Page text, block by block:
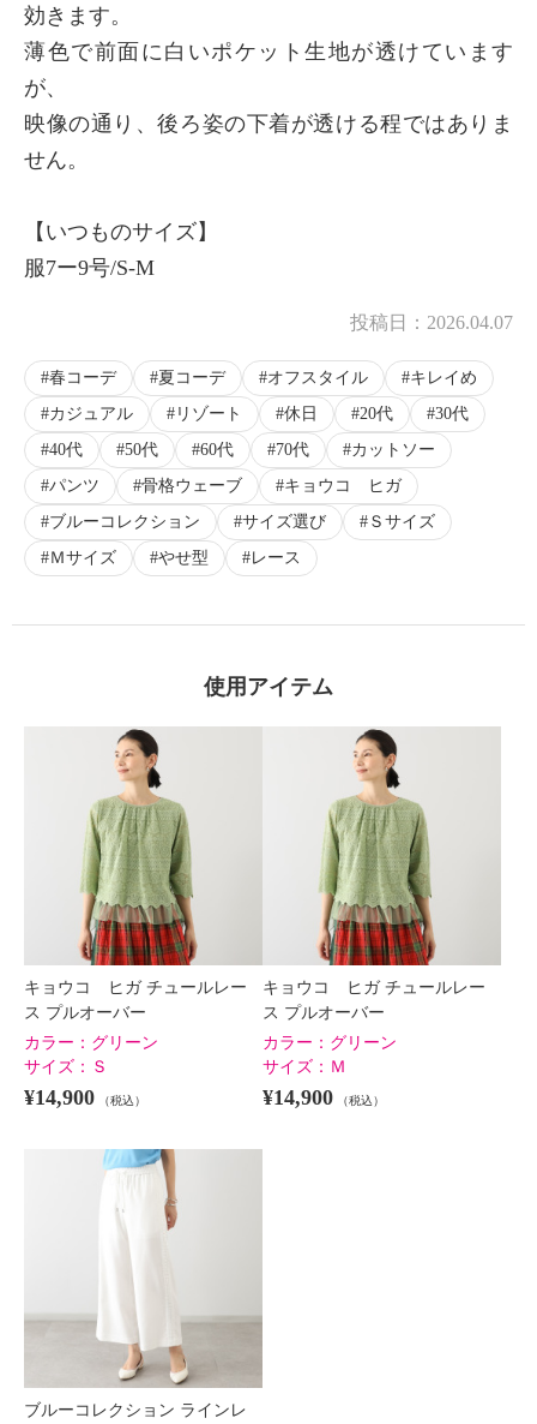
効きます。
薄色で前面に白いポケット生地が透けています
が、
映像の通り、後ろ姿の下着が透ける程ではありま
せん。
【いつものサイズ】
服7ー9号/S-M
投稿日： 2026.04.07
春コーデ 夏コーデ オフスタイル
キレイめ
カジュアル
リゾート 休日 20代
30代
40代
50代 60代 70代
カットソー
パンツ
骨格ウェーブ
キョウコ ヒガ
ブルーコレクション
サイズ選び
Ｓサイズ
Ｍサイズ
やせ型 レース
使用アイテム
キョウコ ヒガ チュールレー
ス プルオーバー
カラー： グリーン
サイズ： Ｓ
¥14,900 （税込）
キョウコ ヒガ チュールレー
ス プルオーバー
カラー： グリーン
サイズ： Ｍ
¥14,900 （税込）
ブルーコレクション ラインレ